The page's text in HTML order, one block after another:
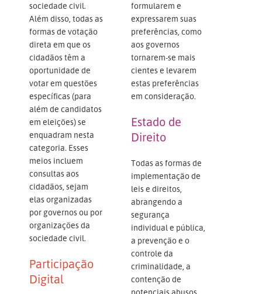
sociedade civil.
Além disso, todas as
formas de votação
direta em que os
cidadãos têm a
oportunidade de
votar em questões
específicas (para
além de candidatos
em eleições) se
enquadram nesta
categoria. Esses
meios incluem
consultas aos
cidadãos, sejam
elas organizadas
por governos ou por
organizações da
sociedade civil.
Participação
Digital
formularem e
expressarem suas
preferências, como
aos governos
tornarem-se mais
cientes e levarem
estas preferências
em consideração.
Estado de
Direito
Todas as formas de
implementação de
leis e direitos,
abrangendo a
segurança
individual e pública,
a prevenção e o
controle da
criminalidade, a
contenção de